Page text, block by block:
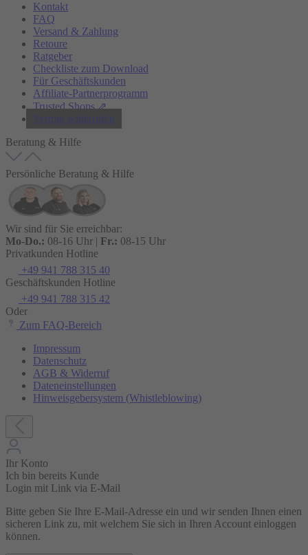
Kontakt
FAQ
Versand & Zahlung
Retoure
Ratgeber
Checkliste zum Download
Für Geschäftskunden
Affiliate-Partnerprogramm
Trusted Shops ⇗
Vertrag widerrufen
Beratung & Hilfe
Persönliche Beratung & Hilfe
Wir sind für Sie erreichbar:
Mo-Do.: 08-16 Uhr | Fr.: 08-15 Uhr
Privatkunden Hotline
+49 941 788 315 40
Geschäftskunden Hotline
+49 941 788 315 42
Oder
Zum FAQ-Bereich
Impressum
Datenschutz
AGB & Widerruf
Dateneinstellungen
Hinweisgebersystem (Whistleblowing)
Ihr Konto
Ich bin bereits Kunde
Login mit Link via E-Mail
Bitte geben Sie Ihre E-Mail-Adresse ein und wir senden Ihnen einen
sicheren Link zu, mit welchem Sie sich in Ihren Account einloggen
können.